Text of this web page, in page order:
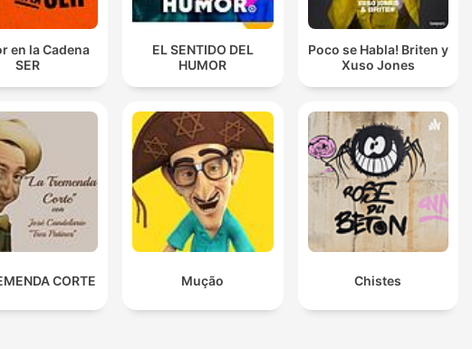
en la Cadena
SER
EL SENTIDO DEL
HUMOR
Poco se Habla! Briten y
Xuso Jones
CORTE Mução Chistes